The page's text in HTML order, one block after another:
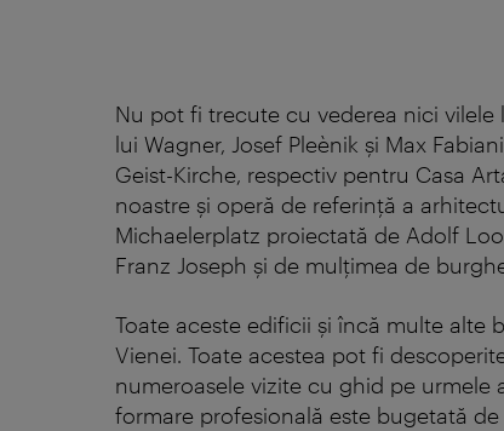
Nu pot fi trecute cu vederea nici vilele
lui Wagner, Josef Pleènik şi Max
Geist-Kirche, respectiv pentru Casa
noastre şi operă de referinţă a
Michaelerplatz proiectată de Adolf
Franz Joseph şi de mulţimea de
Toate aceste edificii şi încă multe alte
Vienei. Toate acestea pot fi
numeroasele vizite cu ghid pe
formare profesională este bugetată de